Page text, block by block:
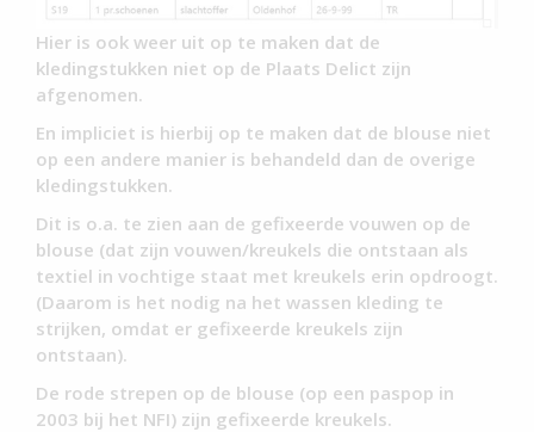
Hier is ook weer uit op te maken dat de
kledingstukken niet op de Plaats Delict zijn
afgenomen.
En impliciet is hierbij op te maken dat de blouse niet
op een andere manier is behandeld dan de overige
kledingstukken.
Dit is o.a. te zien aan de gefixeerde vouwen op de
blouse (dat zijn vouwen/kreukels die ontstaan als
textiel in vochtige staat met kreukels erin opdroogt.
(Daarom is het nodig na het wassen kleding te
strijken, omdat er gefixeerde kreukels zijn
ontstaan).
De rode strepen op de blouse (op een paspop in
2003 bij het NFI) zijn gefixeerde kreukels.